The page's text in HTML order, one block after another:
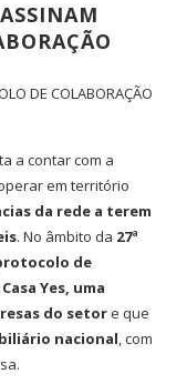
a contar com a
em território
da rede a terem
. No âmbito da 27ª
de
Yes, uma
do setore que
nacional, com